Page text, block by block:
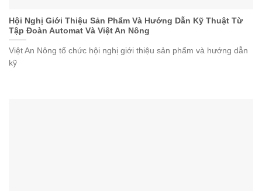
Hội Nghị Giới Thiệu Sản Phẩm Và Hướng Dẫn Kỹ Thuật Từ
Tập Đoàn Automat Và Việt An Nông
Việt An Nông tổ chức hội nghị giới thiệu sản phẩm và hướng dẫn
kỹ